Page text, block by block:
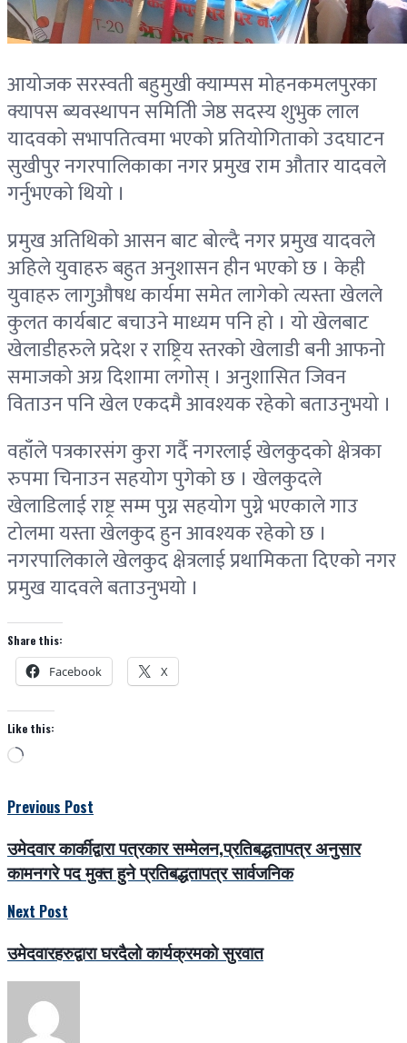
आयोजक सरस्वती बहुमुखी क्याम्पस मोहनकमलपुरका
क्यापस ब्यवस्थापन समितिी जेष्ठ सदस्य शुभुक लाल
यादवको सभापतित्वमा भएको प्रतियोगिताको उदघाटन
सुखीपुर नगरपालिकाका नगर प्रमुख राम औतार यादवले
गर्नुभएको थियो ।
प्रमुख अतिथिको आसन बाट बोल्दै नगर प्रमुख यादवले
अहिले युवाहरु बहुत अनुशासन हीन भएको छ । केही
युवाहरु लागुऔषध कार्यमा समेत लागेको त्यस्ता खेलले
कुलत कार्यबाट बचाउने माध्यम पनि हो । यो खेलबाट
खेलाडीहरुले प्रदेश र राष्ट्रिय स्तरको खेलाडी बनी आफनो
समाजको अग्र दिशामा लगोस् । अनुशासित जिवन
विताउन पनि खेल एकदमै आवश्यक रहेको बताउनुभयो ।
वहाँले पत्रकारसंग कुरा गर्दै नगरलाई खेलकुदको क्षेत्रका
रुपमा चिनाउन सहयोग पुगेको छ । खेलकुदले
खेलाडिलाई राष्ट्र सम्म पुग्न सहयोग पुग्ने भएकाले गाउ
टोलमा यस्ता खेलकुद हुन आवश्यक रहेको छ ।
नगरपालिकाले खेलकुद क्षेत्रलाई प्रथामिकता दिएको नगर
प्रमुख यादवले बताउनुभयो ।
Share this:
Facebook X
Like this:
Loading…
Previous Post
उमेदवार कार्कीद्वारा पत्रकार सम्मेलन,प्रतिबद्धतापत्र अनुसार
कामनगरे पद मुक्त हुने प्रतिबद्धतापत्र सार्वजनिक
Next Post
उमेदवारहरुद्वारा घरदैलो कार्यक्रमकाे सुरवात